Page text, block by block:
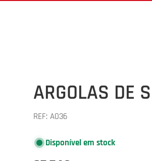
ARGOLAS DE
REF: A036
Disponível em stock